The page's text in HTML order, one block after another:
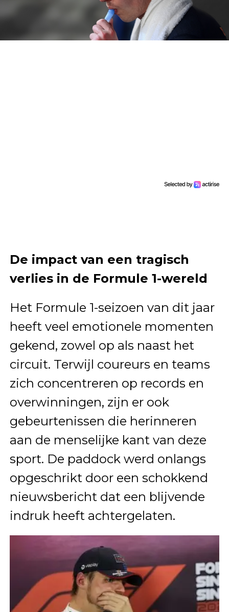
De impact van een tragisch
verlies in de Formule 1-wereld
Het Formule 1-seizoen van dit jaar
heeft veel emotionele momenten
gekend, zowel op als naast het
circuit. Terwijl coureurs en teams
zich concentreren op records en
overwinningen, zijn er ook
gebeurtenissen die herinneren
aan de menselijke kant van deze
sport. De paddock werd onlangs
opgeschrikt door een schokkend
nieuwsbericht dat een blijvende
indruk heeft achtergelaten.